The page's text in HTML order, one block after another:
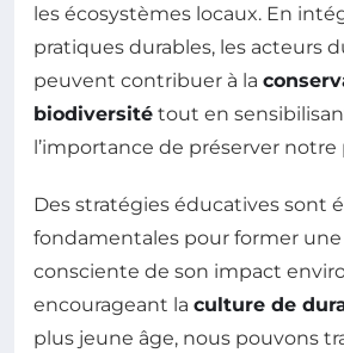
les écosystèmes locaux. En
pratiques durables, les acteurs
peuvent contribuer à la
biodiversité tout en
l’importance de préserver notre
Des stratégies éducatives sont
fondamentales pour former
consciente de son impact
encourageant la culture de
plus jeune âge, nous pouvons